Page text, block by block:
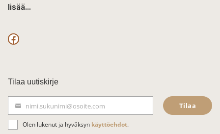
lisää...
F
c
e
b
o
Tilaa uutiskirje
ä
h
nimi.sukunimi@osoite.com Tilaa
Olen lukenut ja hyväksyn käyttöehdot.